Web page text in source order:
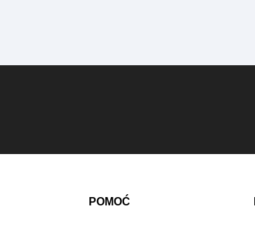
POMOĆ